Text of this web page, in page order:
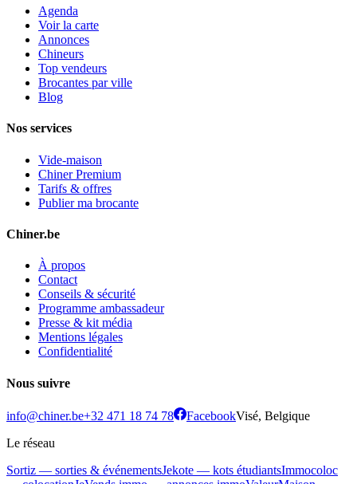
Agenda
Voir la carte
Annonces
Chineurs
Top vendeurs
Brocantes par ville
Blog
Nos services
Vide-maison
Chiner Premium
Tarifs & offres
Publier ma brocante
Chiner.be
À propos
Contact
Conseils & sécurité
Programme ambassadeur
Presse & kit média
Mentions légales
Confidentialité
Nous suivre
info@chiner.be+32 471 18 74 78 FacebookVisé, Belgique
Le réseau
Sortiz — sorties & événementsJekote — kots étudiantsImmocoloc